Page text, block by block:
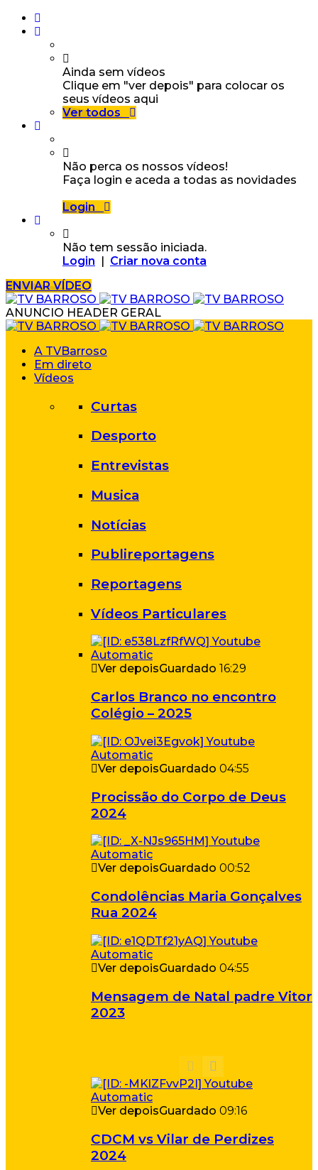
Ainda sem vídeos
Clique em "ver depois" para colocar os
seus vídeos aqui
Ver todos
Não perca os nossos vídeos!
Faça login e aceda a todas as novidades
Login
Não tem sessão iniciada.
Login | Criar nova conta
ENVIAR VÍDEO
ANUNCIO HEADER GERAL
A TVBarroso
Em direto
Vídeos
Curtas
Desporto
Entrevistas
Musica
Notícias
Publireportagens
Reportagens
Vídeos Particulares
Ver depoisGuardado 16:29
Carlos Branco no encontro
Colégio – 2025
Ver depoisGuardado 04:55
Procissão do Corpo de Deus
2024
Ver depoisGuardado 00:52
Condolências Maria Gonçalves
Rua 2024
Ver depoisGuardado 04:55
Mensagem de Natal padre Vitor
2023
Ver depoisGuardado 09:16
CDCM vs Vilar de Perdizes
2024